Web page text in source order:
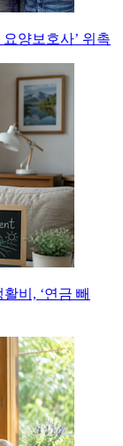
양보호사’ 위촉
비, ‘연금 빼